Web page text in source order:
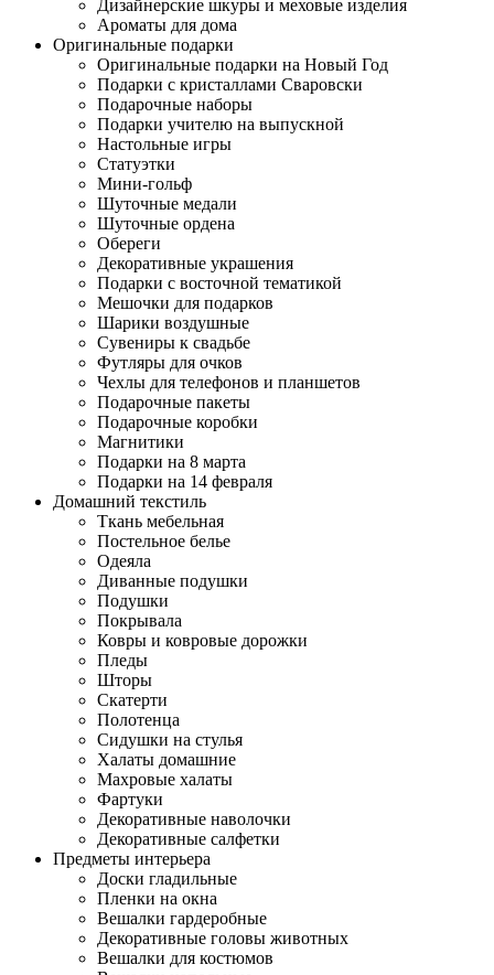
Дизайнерские шкуры и меховые изделия
Ароматы для дома
Оригинальные подарки
Оригинальные подарки на Новый Год
Подарки с кристаллами Сваровски
Подарочные наборы
Подарки учителю на выпускной
Настольные игры
Статуэтки
Мини-гольф
Шуточные медали
Шуточные ордена
Обереги
Декоративные украшения
Подарки с восточной тематикой
Мешочки для подарков
Шарики воздушные
Сувениры к свадьбе
Футляры для очков
Чехлы для телефонов и планшетов
Подарочные пакеты
Подарочные коробки
Магнитики
Подарки на 8 марта
Подарки на 14 февраля
Домашний текстиль
Ткань мебельная
Постельное белье
Одеяла
Диванные подушки
Подушки
Покрывала
Ковры и ковровые дорожки
Пледы
Шторы
Скатерти
Полотенца
Сидушки на стулья
Халаты домашние
Махровые халаты
Фартуки
Декоративные наволочки
Декоративные салфетки
Предметы интерьера
Доски гладильные
Пленки на окна
Вешалки гардеробные
Декоративные головы животных
Вешалки для костюмов